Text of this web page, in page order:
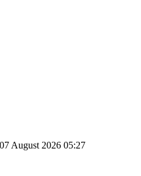
August 2026 05:27